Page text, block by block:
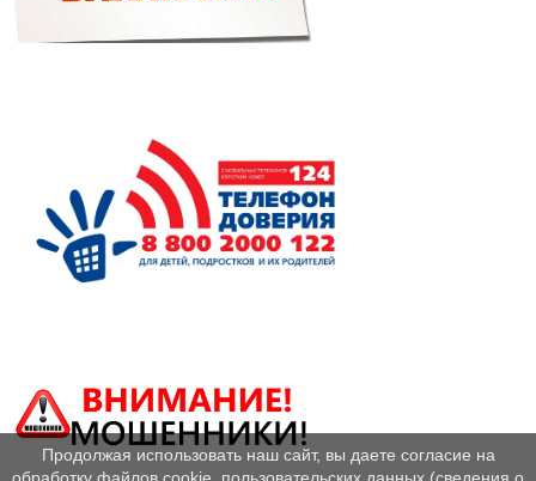
Продолжая использовать наш сайт, вы даете согласие на